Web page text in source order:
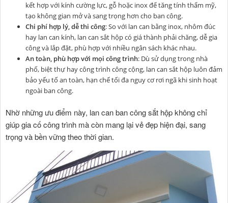
kết hợp với kính cường lực, gỗ hoặc inox để tăng tính thẩm mỹ,
tạo không gian mở và sang trọng hơn cho ban công.
Chi phí hợp lý, dễ thi công: So với lan can bằng inox, nhôm đúc
hay lan can kính, lan can sắt hộp có giá thành phải chăng, dễ gia
công và lắp đặt, phù hợp với nhiều ngân sách khác nhau.
An toàn, phù hợp với mọi công trình: Dù sử dụng trong nhà
phố, biệt thự hay công trình công cộng, lan can sắt hộp luôn đảm
bảo yếu tố an toàn, hạn chế tối đa nguy cơ rơi ngã khi sinh hoạt
ngoài ban công.
Nhờ những ưu điểm này, lan can ban công sắt hộp không chỉ
giúp gia cố công trình mà còn mang lại vẻ đẹp hiện đại, sang
trọng và bền vững theo thời gian.